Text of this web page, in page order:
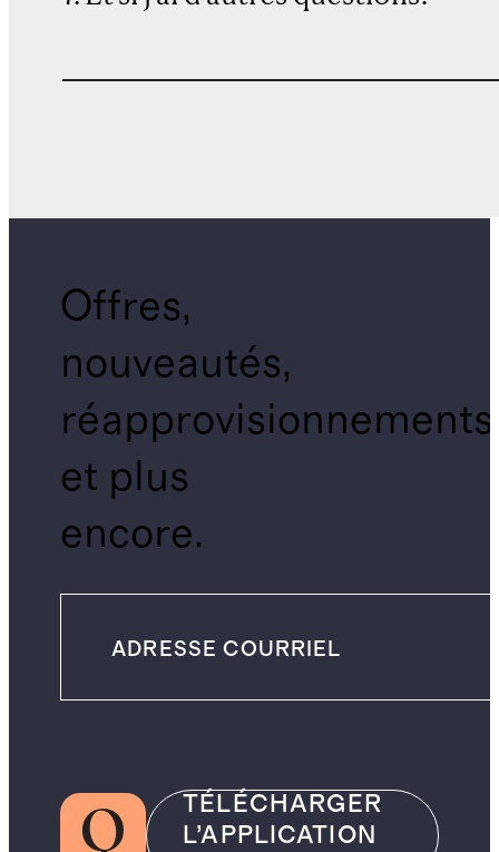
Offres,
nouveautés,
réapprovisionnements
et plus
encore.
TÉLÉCHARGER
L’APPLICATION